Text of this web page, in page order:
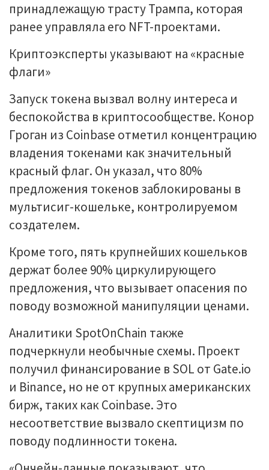
принадлежащую трасту Трампа, которая
ранее управляла его NFT-проектами.
Криптоэксперты указывают на «красные
флаги»
Запуск токена вызвал волну интереса и
беспокойства в криптосообществе. Конор
Гроган из Coinbase отметил концентрацию
владения токенами как значительный
красный флаг. Он указал, что 80%
предложения токенов заблокированы в
мультисиг-кошельке, контролируемом
создателем.
Кроме того, пять крупнейших кошельков
держат более 90% циркулирующего
предложения, что вызывает опасения по
поводу возможной манипуляции ценами.
Аналитики SpotOnChain также
подчеркнули необычные схемы. Проект
получил финансирование в SOL от Gate.io
и Binance, но не от крупных американских
бирж, таких как Coinbase. Это
несоответствие вызвало скептицизм по
поводу подлинности токена.